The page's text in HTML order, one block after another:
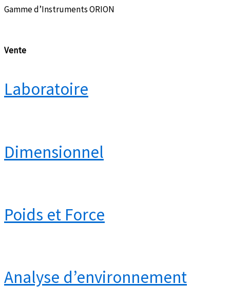
Gamme d’Instruments ORION
Vente
Laboratoire
Dimensionnel
Poids et Force
Analyse d’environnement